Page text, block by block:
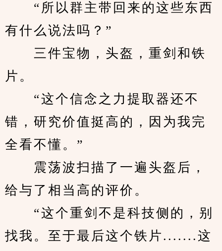
“所以群主带回来的这些东西
有什么说法吗？”
三件宝物，头盔，重剑和铁
片。
“这个信念之力提取器还不
错，研究价值挺高的，因为我完
全看不懂。”
震荡波扫描了一遍头盔后，
给与了相当高的评价。
“这个重剑不是科技侧的，别
找我。至于最后这个铁片.......这